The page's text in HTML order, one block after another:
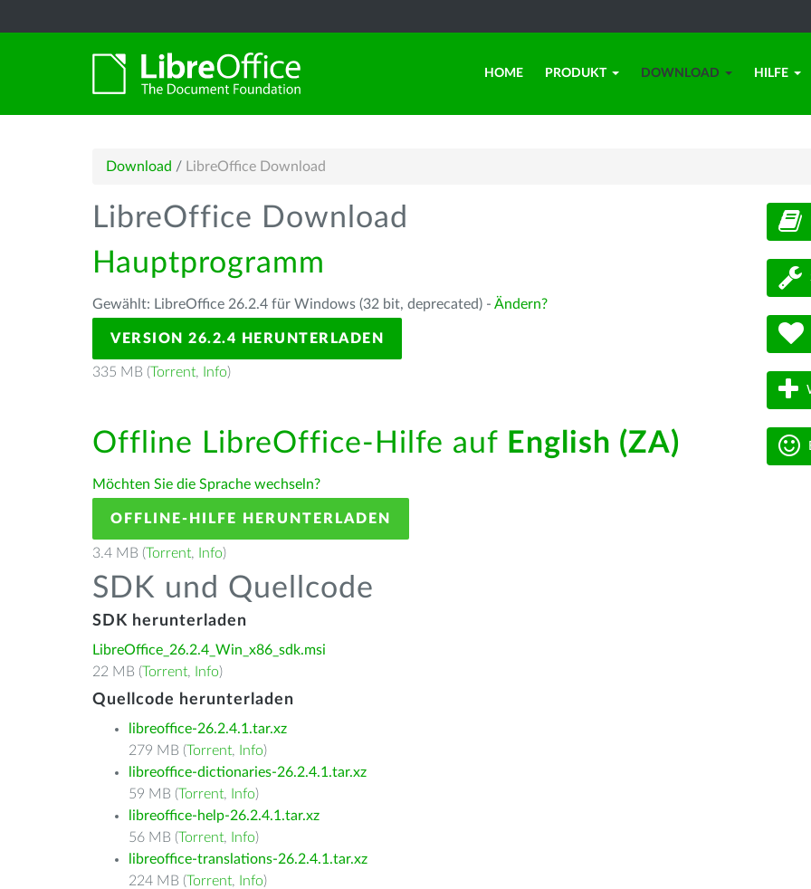
HOME PRODUKT DOWNLOAD HILFE
Download / LibreOffice Download
LibreOffice Download
Hauptprogramm
Gewählt: LibreOffice 26.2.4 für Windows (32 bit, deprecated) - Ändern?
VERSION 26.2.4 HERUNTERLADEN
335 MB (Torrent, Info)
Offline LibreOffice-Hilfe auf English (ZA)
Möchten Sie die Sprache wechseln?
OFFLINE-HILFE HERUNTERLADEN
3.4 MB (Torrent, Info)
SDK und Quellcode
SDK herunterladen
LibreOffice_26.2.4_Win_x86_sdk.msi
22 MB (Torrent, Info)
Quellcode herunterladen
libreoffice-26.2.4.1.tar.xz
279 MB (Torrent, Info)
libreoffice-dictionaries-26.2.4.1.tar.xz
59 MB (Torrent, Info)
libreoffice-help-26.2.4.1.tar.xz
56 MB (Torrent, Info)
libreoffice-translations-26.2.4.1.tar.xz
224 MB (Torrent, Info)